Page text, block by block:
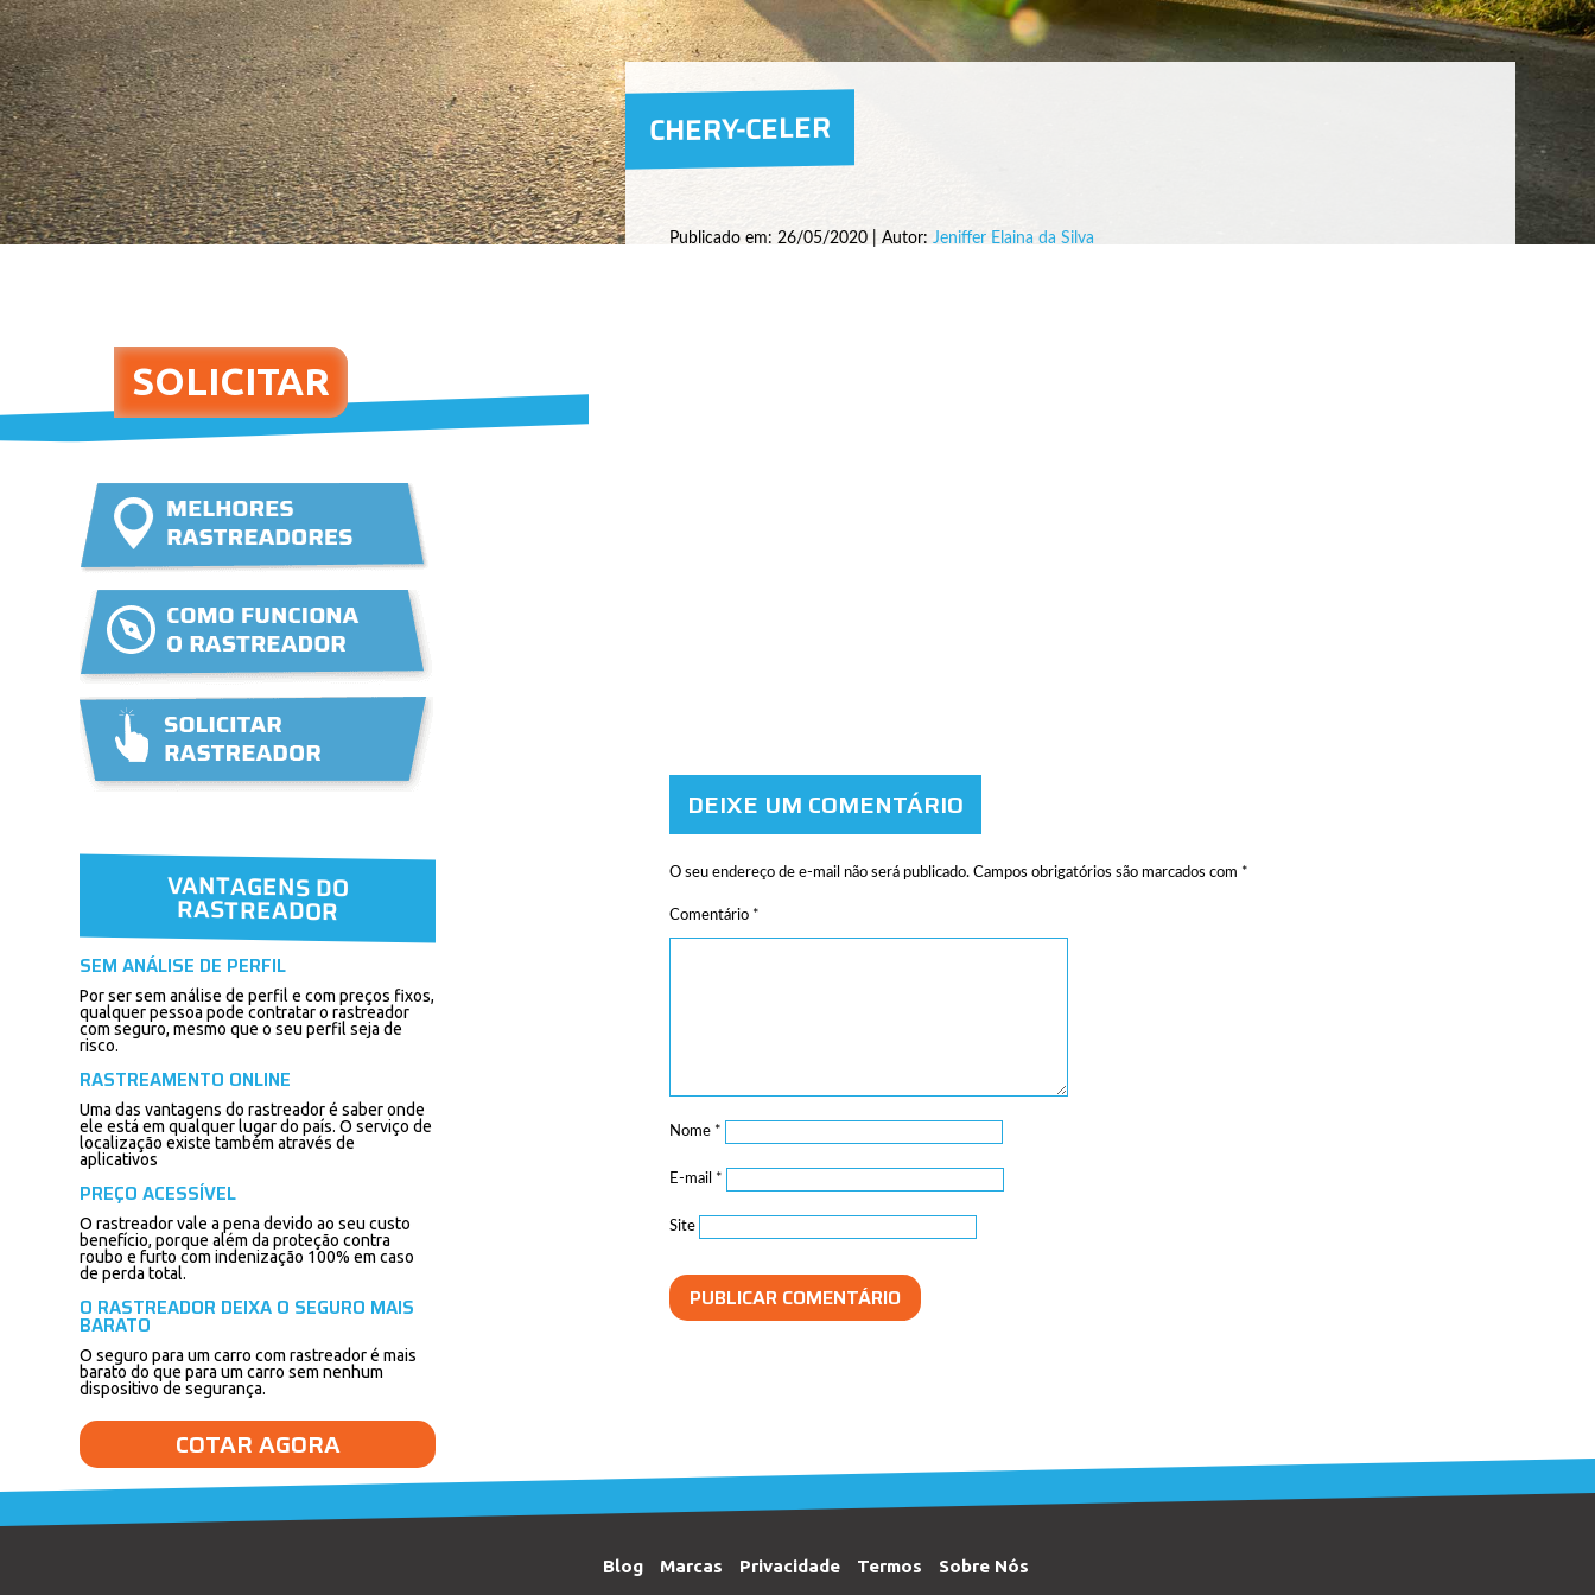
CHERY-CELER
Publicado em: 26/05/2020 | Autor: Jeniffer Elaina da Silva
VANTAGENS DO
RASTREADOR
SEM ANÁLISE DE PERFIL
Por ser sem análise de perfil e com preços fixos,
qualquer pessoa pode contratar o rastreador
com seguro, mesmo que o seu perfil seja de
risco.
RASTREAMENTO ONLINE
Uma das vantagens do rastreador é saber onde
ele está em qualquer lugar do país. O serviço de
localização existe também através de
aplicativos
PREÇO ACESSÍVEL
O rastreador vale a pena devido ao seu custo
benefício, porque além da proteção contra
roubo e furto com indenização 100% em caso
de perda total.
O RASTREADOR DEIXA O SEGURO MAIS
BARATO
O seguro para um carro com rastreador é mais
barato do que para um carro sem nenhum
dispositivo de segurança.
COTAR AGORA
DEIXE UM COMENTÁRIO
O seu endereço de e-mail não será publicado. Campos obrigatórios são marcados com *
Comentário *
Nome *
E-mail *
Site
Blog Marcas Privacidade Termos Sobre Nós